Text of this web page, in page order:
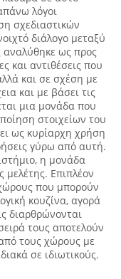
λόγοι
σχεδιαστικών
διάλογο μεταξύ
αναλύθηκε ως προς
και αντιθέσεις που
και σε σχέση με
και με βάσει τις
μια μονάδα που
στοιχείων του
ως κυρίαρχη χρήση
γύρω από αυτή.
η μονάδα
μελέτης. Επιπλέον
που μπορούν
κουζίνα, αγορά
διαρθρώνονται
τους αποτελούν
τους χώρους με
σε ιδιωτικούς.